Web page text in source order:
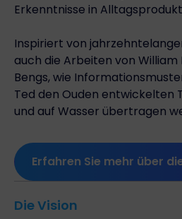
Erkenntnisse in
Inspiriert von
auch die Arbeiten von
Bengs, wie
Ted den Ouden entwickelten
und auf Wasser übertragen
Erfahren Sie mehr über
Die Vision